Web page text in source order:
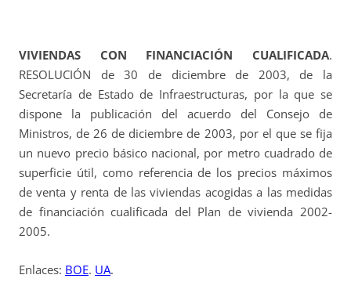
VIVIENDAS CON FINANCIACIÓN CUALIFICADA.
RESOLUCIÓN de 30 de diciembre de 2003, de la
Secretaría de Estado de Infraestructuras, por la que se
dispone la publicación del acuerdo del Consejo de
Ministros, de 26 de diciembre de 2003, por el que se fija
un nuevo precio básico nacional, por metro cuadrado de
superficie útil, como referencia de los precios máximos
de venta y renta de las viviendas acogidas a las medidas
de financiación cualificada del Plan de vivienda 2002-
2005.
Enlaces: BOE. UA.